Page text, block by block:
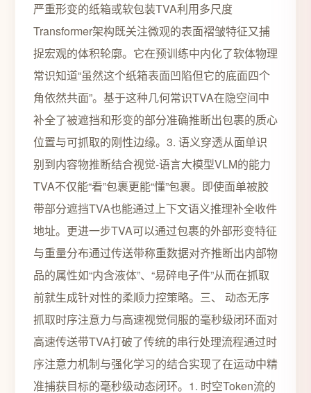
严重形变的纸箱或软包装TVA利用多尺度
Transformer架构既关注微观的表面褶皱特征又捕
捉宏观的体积轮廓。它在预训练中内化了软体物理
常识知道“虽然这个纸箱表面凹陷但它的底面四个
角依然共面”。基于这种几何常识TVA在隐空间中
补全了被遮挡和形变的部分准确推断出包裹的质心
位置与可抓取的刚性边缘。3. 语义穿透从面单识
别到内容物推断结合视觉-语言大模型VLM的能力
TVA不仅能“看”包裹更能“懂”包裹。即使面单被胶
带部分遮挡TVA也能通过上下文语义推理补全收件
地址。更进一步TVA可以通过包裹的外部形变特征
与重量分布通过传送带称重数据对齐推断出内部物
品的属性如“内含液体”、“易碎电子件”从而在抓取
前就生成针对性的柔顺力控策略。三、 动态无序
抓取时序注意力与高速视觉伺服的毫秒级闭环面对
高速传送带TVA打破了传统的串行处理流程通过时
序注意力机制与强化学习的结合实现了在运动中精
准捕获目标的毫秒级动态闭环。1. 时空Token流的